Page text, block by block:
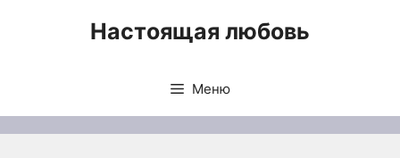
Настоящая любовь
Меню